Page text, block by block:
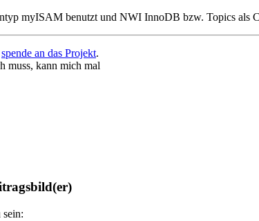
myISAM benutzt und NWI InnoDB bzw. Topics als
spende an das Projekt.
muss, kann mich mal
sein: